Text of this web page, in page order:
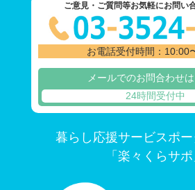
ご意見・ご質問等お気軽にお問い
お電話受付時間：10:00
メールでのお問合わせ
24時間受付中
暮らし応援サービスポー
「楽々くらサポ